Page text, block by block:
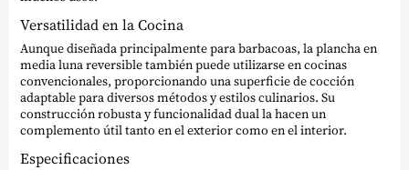
Versatilidad en la Cocina
Aunque diseñada principalmente para barbacoas, la plancha en
media luna reversible también puede utilizarse en cocinas
convencionales, proporcionando una superficie de cocción
adaptable para diversos métodos y estilos culinarios. Su
construcción robusta y funcionalidad dual la hacen un
complemento útil tanto en el exterior como en el interior.
Especificaciones